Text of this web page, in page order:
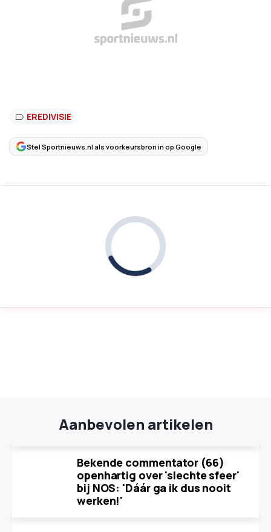
EREDIVISIE
Stel Sportnieuws.nl als voorkeursbron in op Google
Aanbevolen artikelen
Bekende commentator (66)
openhartig over 'slechte sfeer'
bij NOS: 'Dáár ga ik dus nooit
werken!'